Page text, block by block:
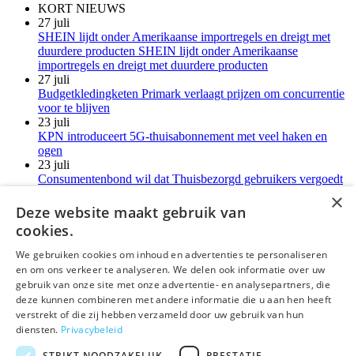
KORT NIEUWS
27 juli
SHEIN lijdt onder Amerikaanse importregels en dreigt met
duurdere producten SHEIN lijdt onder Amerikaanse
importregels en dreigt met duurdere producten
27 juli
Budgetkledingketen Primark verlaagt prijzen om concurrentie
voor te blijven
23 juli
KPN introduceert 5G-thuisabonnement met veel haken en
ogen
23 juli
Consumentenbond wil dat Thuisbezorgd gebruikers vergoedt
21 juli
LG-monitoren installeren reclamesoftware zonder melding
Meer kort nieuws
deLex
©Uitgeverij deLex
Bezoekadres
Korte Leidsedwarsstraat 12 II
×
Deze website maakt gebruik van
cookies.
We gebruiken cookies om inhoud en advertenties te personaliseren
en om ons verkeer te analyseren. We delen ook informatie over uw
gebruik van onze site met onze advertentie- en analysepartners, die
deze kunnen combineren met andere informatie die u aan hen heeft
verstrekt of die zij hebben verzameld door uw gebruik van hun
diensten. Privacybeleid